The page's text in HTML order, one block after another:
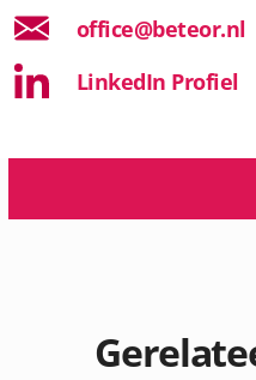
office@beteor.nl
LinkedIn Profiel